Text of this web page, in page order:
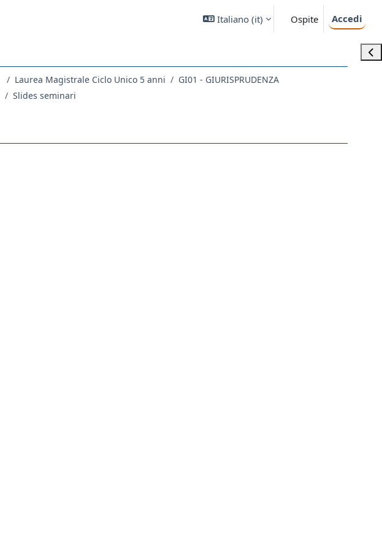
Italiano ‎(it)‎ Ospite Accedi
Laurea Magistrale Ciclo Unico 5 anni
GI01 - GIURISPRUDENZA
Slides seminari